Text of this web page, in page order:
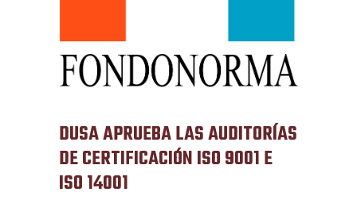
DUSA APRUEBA LAS AUDITORÍAS
DE CERTIFICACIÓN ISO 9001 E
ISO 14001